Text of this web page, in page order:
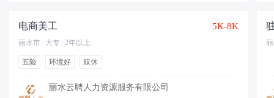
电商美工 5K-8K
丽水市 大专 2年以上
五险 环境好 双休
丽水云聘人力资源服务有限公司